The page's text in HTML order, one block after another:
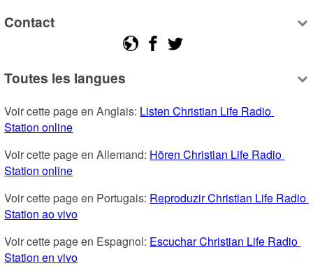
Contact
Toutes les langues
Voir cette page en Anglais: Listen Christian Life Radio
Station online
Voir cette page en Allemand: Hören Christian Life Radio
Station online
Voir cette page en Portugais: Reproduzir Christian Life Radio
Station ao vivo
Voir cette page en Espagnol: Escuchar Christian Life Radio
Station en vivo